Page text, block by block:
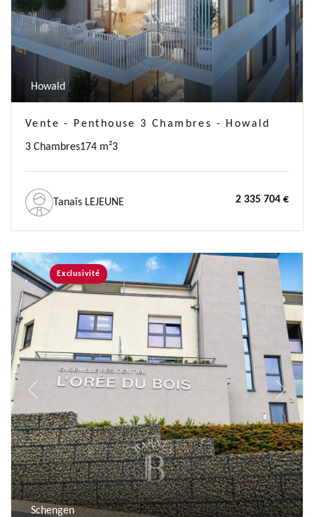
Howald
Vente - Penthouse 3 Chambres - Howald
3 Chambres174 m²3
Tanaïs LEJEUNE 2 335 704 €
Previous Next
Exclusivité
Schengen